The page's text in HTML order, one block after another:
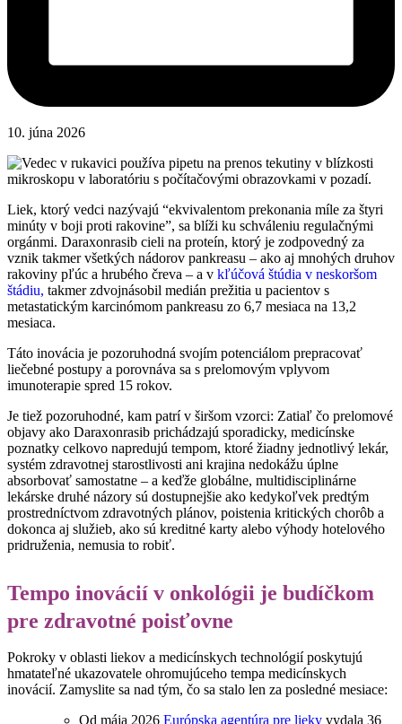
10. júna 2026
Liek, ktorý vedci nazývajú “ekvivalentom prekonania míle za štyri
minúty v boji proti rakovine”, sa blíži ku schváleniu regulačnými
orgánmi. Daraxonrasib cieli na proteín, ktorý je zodpovedný za
vznik takmer všetkých nádorov pankreasu – ako aj mnohých druhov
rakoviny pľúc a hrubého čreva – a v kľúčová štúdia v neskoršom
štádiu, takmer zdvojnásobil medián prežitia u pacientov s
metastatickým karcinómom pankreasu zo 6,7 mesiaca na 13,2
mesiaca.
Táto inovácia je pozoruhodná svojím potenciálom prepracovať
liečebné postupy a porovnáva sa s prelomovým vplyvom
imunoterapie spred 15 rokov.
Je tiež pozoruhodné, kam patrí v širšom vzorci: Zatiaľ čo prelomové
objavy ako Daraxonrasib prichádzajú sporadicky, medicínske
poznatky celkovo napredujú tempom, ktoré žiadny jednotlivý lekár,
systém zdravotnej starostlivosti ani krajina nedokážu úplne
absorbovať samostatne – a keďže globálne, multidisciplinárne
lekárske druhé názory sú dostupnejšie ako kedykoľvek predtým
prostredníctvom zdravotných plánov, poistenia kritických chorôb a
dokonca aj služieb, ako sú kreditné karty alebo výhody hotelového
pridruženia, nemusia to robiť.
Tempo inovácií v onkológii je budíčkom
pre zdravotné poisťovne
Pokroky v oblasti liekov a medicínskych technológií poskytujú
hmatateľné ukazovatele ohromujúceho tempa medicínskych
inovácií. Zamyslite sa nad tým, čo sa stalo len za posledné mesiace:
Od mája 2026 Európska agentúra pre lieky vydala 36